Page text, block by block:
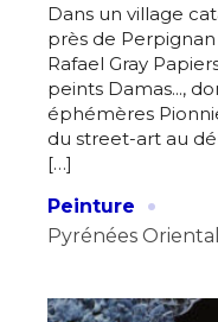
J'accepte les
* Champ obligatoire
Prénom
Statut / Organisation
J'accepte les
* Champ obligatoire
Dans un village
près de Perpignan
Rafael Gray
peints Damas...,
éphémères
du street-art au
[…]
Peinture
·
Pyrénées